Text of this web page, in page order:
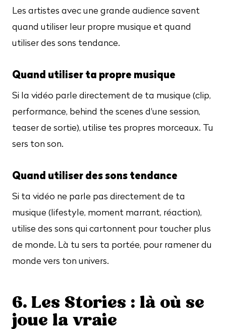
Les artistes avec une grande audience savent
quand utiliser leur propre musique et quand
utiliser des sons tendance.
Quand utiliser ta propre musique
Si la vidéo parle directement de ta musique (clip,
performance, behind the scenes d'une session,
teaser de sortie), utilise tes propres morceaux. Tu
sers ton son.
Quand utiliser des sons tendance
Si ta vidéo ne parle pas directement de ta
musique (lifestyle, moment marrant, réaction),
utilise des sons qui cartonnent pour toucher plus
de monde. Là tu sers ta portée, pour ramener du
monde vers ton univers.
6. Les Stories : là où se
joue la vraie